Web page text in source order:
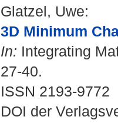
Glatzel, Uwe:
3D Minimum
In: Integrating
27-40.
ISSN 2193-9772
DOI der